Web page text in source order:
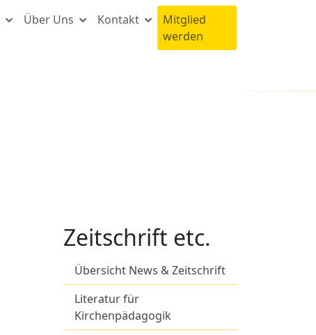
Über Uns Kontakt
Mitglied
werden
Zeitschrift etc.
Übersicht News & Zeitschrift
Literatur für
Kirchenpädagogik